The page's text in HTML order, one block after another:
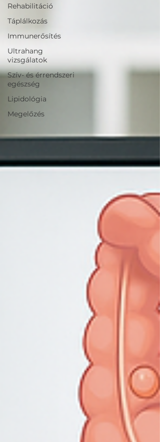
Rehabilitáció
Táplálkozás
Immunerősítés
Ultrahang
vizsgálatok
Szív- és érrendszeri
egészség
Lipidológia
Megelőzés